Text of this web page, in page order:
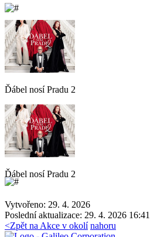
Ďábel nosí Pradu 2
Ďábel nosí Pradu 2
Vytvořeno: 29. 4. 2026
Poslední aktualizace: 29. 4. 2026 16:41
<Zpět na Akce v okolí nahoru